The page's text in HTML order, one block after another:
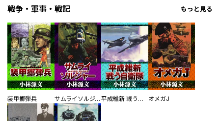
戦争・軍事・戦記 もっと見る
装甲擲弾兵 サムライソルジャー SAMURAI SOLDIER 平成維新 戦う自衛隊 オメガJ